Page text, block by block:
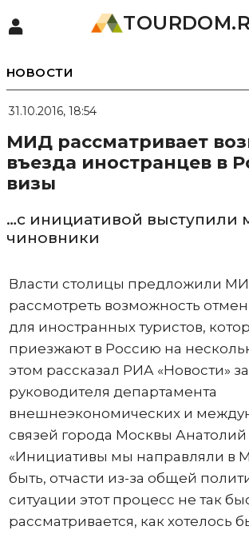
НОВОСТИ
31.10.2016, 18:54
МИД рассматривает
въезда иностранцев в
визы
…с инициативой выступили
чиновники
Власти столицы предложили
рассмотреть возможность
для иностранных туристов,
приезжают в Россию на
этом рассказал РИА «Новости»
руководителя департамента
внешнеэкономических и
связей города Москвы Анатолий
«Инициативы мы направляли в
быть, отчасти из-за общей
ситуации этот процесс не так
рассматривается, как хотелось